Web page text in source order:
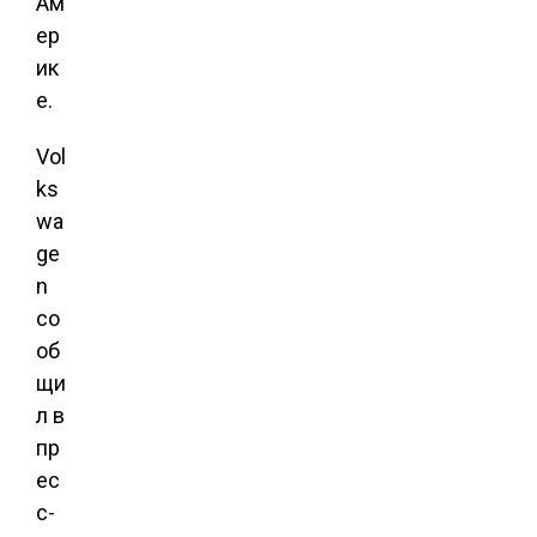
ер
ик
е.
Vol
ks
wa
ge
n
со
об
щи
л в
пр
ес
с-